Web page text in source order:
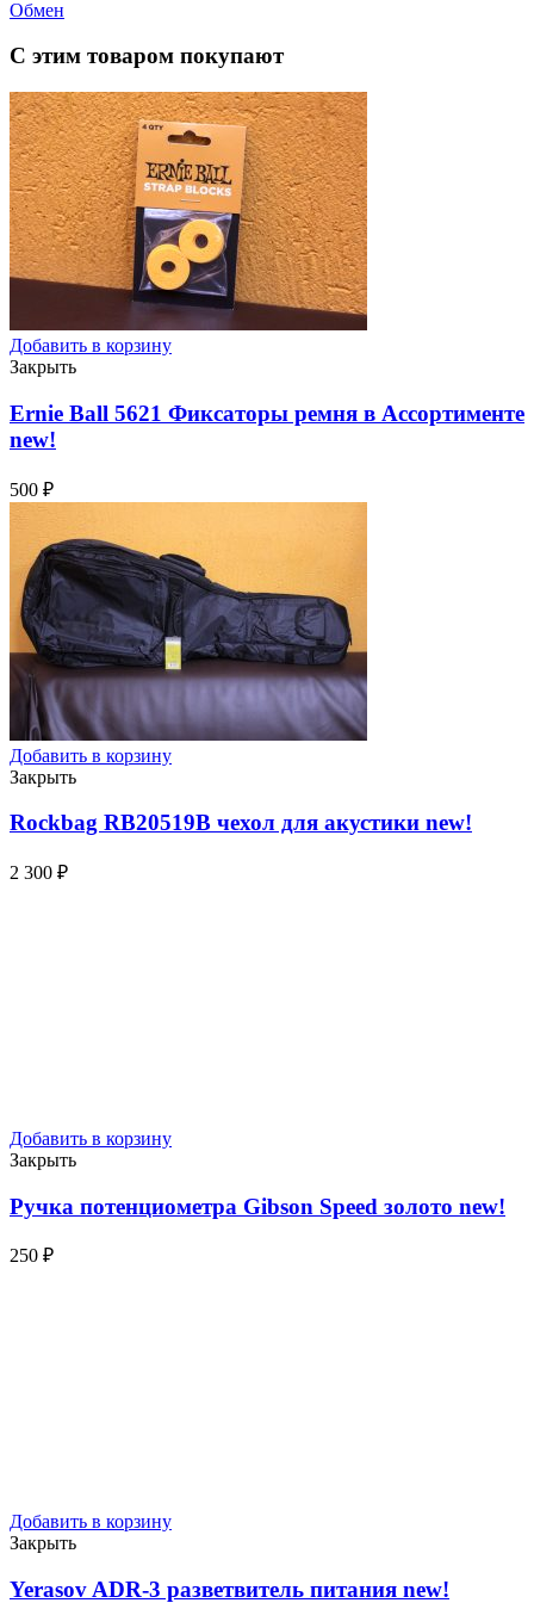
Обмен
С этим товаром покупают
Добавить в корзину
Закрыть
Ernie Ball 5621 Фиксаторы ремня в Ассортименте
new!
500 ₽
Добавить в корзину
Закрыть
Rockbag RB20519B чехол для акустики new!
2 300 ₽
Добавить в корзину
Закрыть
Ручка потенциометра Gibson Speed золото new!
250 ₽
Добавить в корзину
Закрыть
Yerasov ADR-3 разветвитель питания new!